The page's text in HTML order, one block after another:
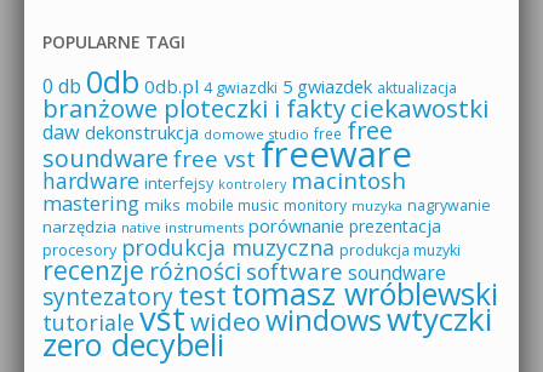
POPULARNE TAGI
0 db 0db 0db.pl 4 gwiazdki 5 gwiazdek aktualizacja
branżowe ploteczki i faktyciekawostki
daw dekonstrukcja domowe studio free free
soundware free vst freeware
hardware interfejsy kontrolery macintosh
mastering miks mobile music monitory muzyka nagrywanie
narzędzia native instruments porównanie prezentacja
procesory produkcja muzyczna produkcja muzyki
recenzje różności software soundware
syntezatorytesttomasz wróblewski
tutoriale vstwideowindowswtyczki
zero decybeli